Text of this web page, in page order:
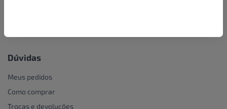
Dúvidas
Meus pedidos
Como comprar
Trocas e devoluções